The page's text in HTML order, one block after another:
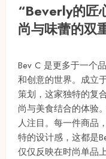
“Beverly的匠
尚与味蕾的双
Bev C 是更多于一个
和创意的世界。成立
策划，这家独特的复
尚与美食结合的体验
人注目。每一件商品
特的设计感，这都是
仅仅反映在时尚单品